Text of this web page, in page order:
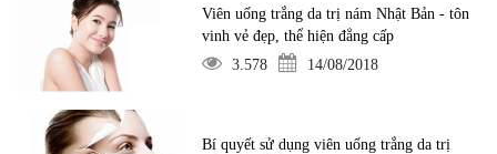
Viên uống trắng da trị nám Nhật Bản - tôn
vinh vẻ đẹp, thể hiện đẳng cấp
3.578
14/08/2018
Bí quyết sử dụng viên uống trắng da trị